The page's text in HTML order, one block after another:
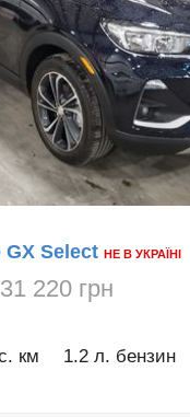
Select НЕ В УКРАЇНІ
220 грн
км 1.2 л. бензин